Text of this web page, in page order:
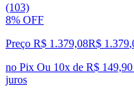
(103)
8% OFF
Preço R$ 1.379,08R$ 1.379,
no Pix Ou 10x de R$
juros